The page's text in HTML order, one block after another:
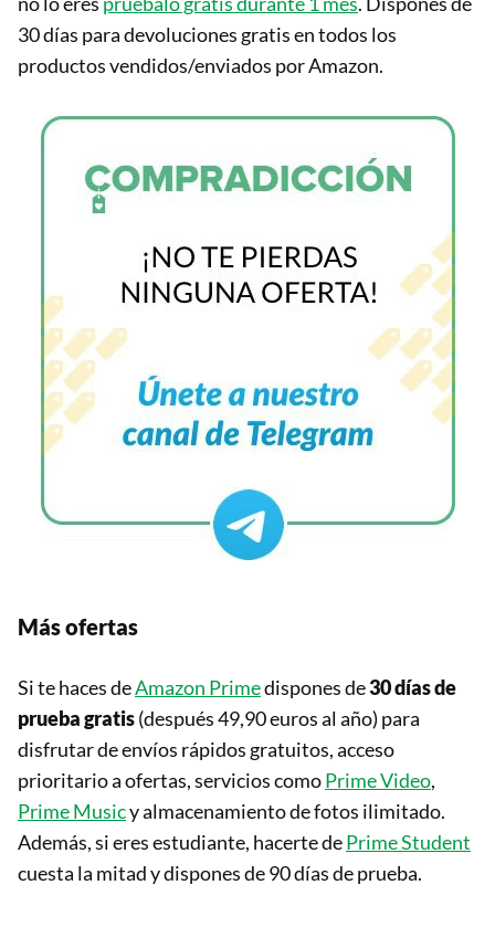
30 días para devoluciones gratis en todos los
productos vendidos/enviados por Amazon.
Más ofertas
Si te haces deAmazon Primedispones de30 días de
prueba gratis(después 49,90 euros al año) para
disfrutar de envíos rápidos gratuitos, acceso
prioritario a ofertas, servicios comoPrime Video,
Prime Musicy almacenamiento de fotos ilimitado.
Además, si eres estudiante, hacerte dePrime Student
cuesta la mitad y dispones de 90 días de prueba.